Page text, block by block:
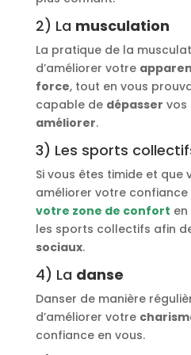
2) La musculation
La pratique de la
d’améliorer votre
force, tout en vous
capable de dépasser vos
améliorer.
3) Les sports
Si vous êtes timide et que
améliorer votre confiance
votre zone de confort
les sports collectifs afin
sociaux.
4) La danse
Danser de manière
d’améliorer votre
confiance en vous.